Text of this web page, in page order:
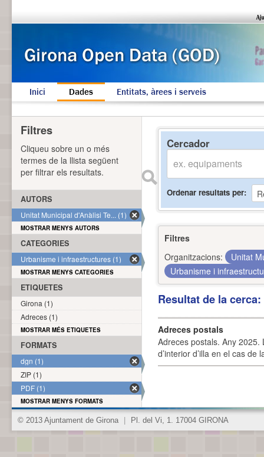
Inici Dades Entitats, àrees i serveis
Cercador
Ordenar resultats per
Filtres
Organitzacions:
Unitat
Urbanisme i
Resultat de la
Adreces postals
Adreces postals. Any 2025.
d’interior d’illa en el cas
Filtres
Cliqueu sobre un o més
termes de la llista següent
per filtrar els resultats.
AUTORS
Unitat Municipal d'Anàlisi Te... (1)
MOSTRAR MENYS AUTORS
CATEGORIES
Urbanisme i infraestructures (1)
MOSTRAR MENYS CATEGORIES
ETIQUETES
Girona (1)
Adreces (1)
MOSTRAR MÉS ETIQUETES
FORMATS
dgn (1)
ZIP (1)
PDF (1)
MOSTRAR MENYS FORMATS
© 2013 Ajuntament de Girona Pl. del Vi, 1. 17004 GIRONA